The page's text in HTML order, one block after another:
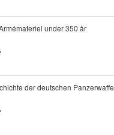
under 350 år
der deutschen Panzerwaffe